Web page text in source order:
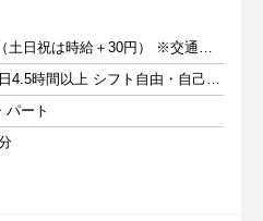
時給1141円（土日祝は時給＋30円） ※交通費規定支給
週2日以上 1日4.5時間以上 シフト自由・自己申告
パート